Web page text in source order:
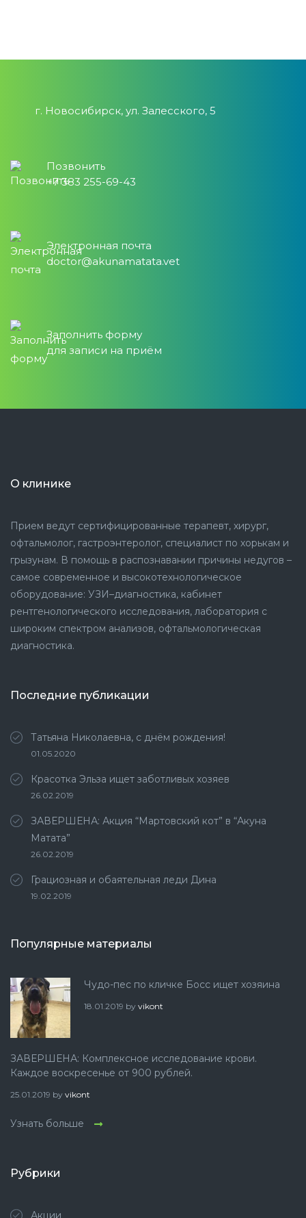
г. Новосибирск, ул. Залесского, 5
Позвонить
+7 383 255-69-43
Электронная почта
doctor@akunamatata.vet
Заполнить форму
для записи на приём
О клинике
Прием ведут сертифицированные терапевт, хирург,
офтальмолог, гастроэнтеролог, специалист по хорькам и
грызунам. В помощь в распознавании причины недугов –
самое современное и высокотехнологическое
оборудование: УЗИ–диагностика, кабинет
рентгенологического исследования, лаборатория с
широким спектром анализов, офтальмологическая
диагностика.
Последние публикации
Татьяна Николаевна, с днём рождения!
01.05.2020
Красотка Эльза ищет заботливых хозяев
26.02.2019
ЗАВЕРШЕНА: Акция “Мартовский кот” в “Акуна
Матата”
26.02.2019
Грациозная и обаятельная леди Дина
19.02.2019
Популярные материалы
Чудо-пес по кличке Босс ищет хозяина
18.01.2019 by vikont
ЗАВЕРШЕНА: Комплексное исследование крови.
Каждое воскресенье от 900 рублей.
25.01.2019 by vikont
Узнать больше
Рубрики
Акции